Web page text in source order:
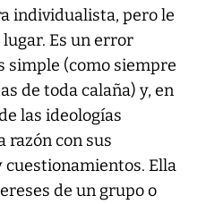
individualista, pero le
Es un error
simple (como siempre
de toda calaña) y, en
las ideologías
razón con sus
Ella
de un grupo o